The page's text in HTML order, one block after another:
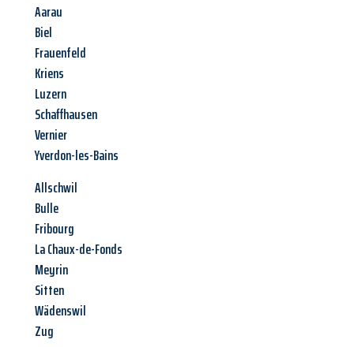
Aarau
Biel
Frauenfeld
Kriens
Luzern
Schaffhausen
Vernier
Yverdon-les-Bains
Allschwil
Bulle
Fribourg
La Chaux-de-Fonds
Meyrin
Sitten
Wädenswil
Zug